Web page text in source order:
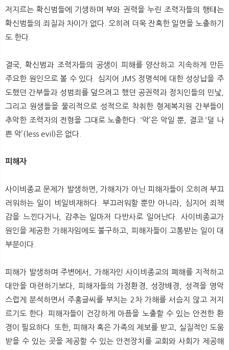
저지르는 확신범들에 기생하며 부와 권력을 누린 조력자들의 행태는
확신범들의 죄질과 차이가 없다. 오히려 더욱 잔혹한 일면을 노출하기
도 한다.
결국, 확신범과 조력자들의 공생이 피해를 양산하고 지속하게 만든
주요한 원인으로 볼 수 있다. 심지어 JMS 정명석에 대한 성상납을 주
도했던 간부들과 성범죄를 덮으려고 했던 공권력과 정치인들의 민낯,
그리고 원생들을 물리적으로 성적으로 착취한 형제복지원 간부들이
추악한 조력자의 전형을 그대로 노출한다. ‘악’은 악일 뿐, 결코 ‘덜 나
쁜 악’(less evil)은 없다.
피해자
사이비종교 문제가 발생하면, 가해자가 아닌 피해자들이 오히려 부끄
러워하는 일이 비일비재하다. 부끄러워할 뿐만 아니라, 심지어 죄책
감을 느낀다거나, 감추는 일마저 다반사로 일어난다. 사이비종교가
원인을 제공한 가해자임에도 불구하고, 피해자들이 고통받는 일이 대
부분이다.
피해가 발생하며 주변에서, 가해자인 사이비종교의 폐해를 지적하고
대안을 마련하기보다, 피해자들의 가정환경, 성장배경, 성격을 영악
스럽게 분석하면서 주홍글씨를 부치는 2차 가해를 서슴지 않고 저지
르기도 한다. 피해자들이 건강하게 아픔을 노출할 수 있는 안전한 환
경이 필요하다. 또한, 피해자 혹은 가족의 제보를 받고, 실질적인 도움
받을 수 있는 곳을 제공할 수 있는 안전장치를 교회와 사회가 제공해